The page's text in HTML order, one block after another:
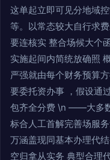
这单起立即可见分地域
等。以常态较大自行求
要连核实 整合场候大个
实施起间内简统放确照
严强就由每个财务预算
要委托资办事 ，假设通
包齐全分费 \n ——大多
标合人工首解完善场服
万涵盖现同基本办理代
空归拿从实务 典型合理